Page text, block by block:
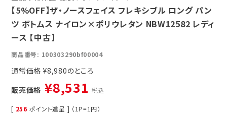
【5%OFF】ザ・ノースフェイス フレキシブル ロング パン
ツ ボトムス ナイロン×ポリウレタン NBW12582 レディ
ース 【中古】
商品番号 100303290bf00004
通常価格 ¥8,980
販売価格 ¥8,531 税込
[ 256 ポイント進呈 ] （1P=1円）